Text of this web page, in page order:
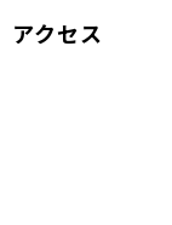
アクセス